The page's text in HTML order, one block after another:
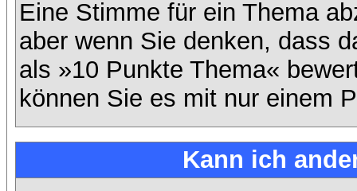
Eine Stimme für ein Thema
aber wenn Sie denken, dass
als »10 Punkte Thema«
können Sie es mit nur einem
Kann ich